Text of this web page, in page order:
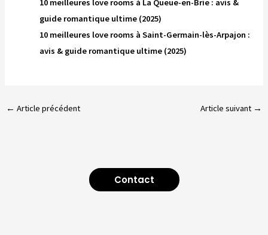
10 meilleures love rooms à La Queue-en-Brie : avis &
guide romantique ultime (2025)
10 meilleures love rooms à Saint-Germain-lès-Arpajon :
avis & guide romantique ultime (2025)
← Article précédent Article suivant →
Contact